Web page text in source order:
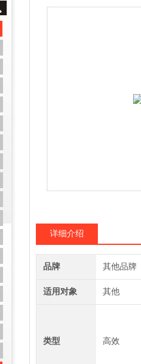
详细介绍
品牌 其他品牌
适用对象 其他
类型 高效